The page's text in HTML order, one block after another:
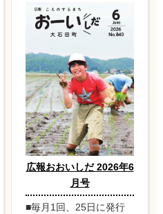
広報おおいしだ 2026年6
月号
■毎月1回、25日に発行